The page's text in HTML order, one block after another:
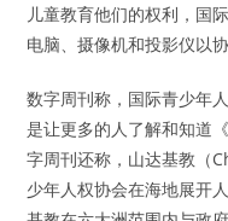
儿童教育他们的权利，国
电脑、摄像机和投影仪以
数字周刊称，国际青少年
是让更多的人了解和知道
字周刊还称，山达基教（
少年人权协会在海地展开